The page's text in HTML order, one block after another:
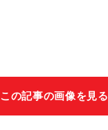
この記事の画像を見る